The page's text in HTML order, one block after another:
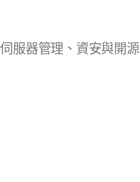
服器管理、資安與開源